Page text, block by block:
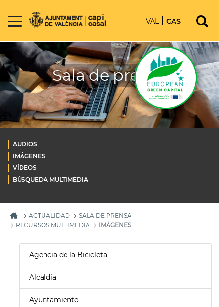
VAL CAS
Sala de prensa
AUDIOS
IMÁGENES
VÍDEOS
BÚSQUEDA MULTIMEDIA
ACTUALIDAD
SALA DE PRENSA
RECURSOS MULTIMEDIA
IMÁGENES
Agencia de la Bicicleta
Alcaldía
Ayuntamiento